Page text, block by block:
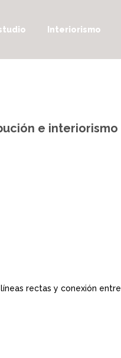
Interiorismo
e interiorismo
rectas y conexión entre